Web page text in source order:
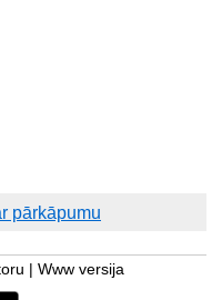
pārkāpumu
Www versija